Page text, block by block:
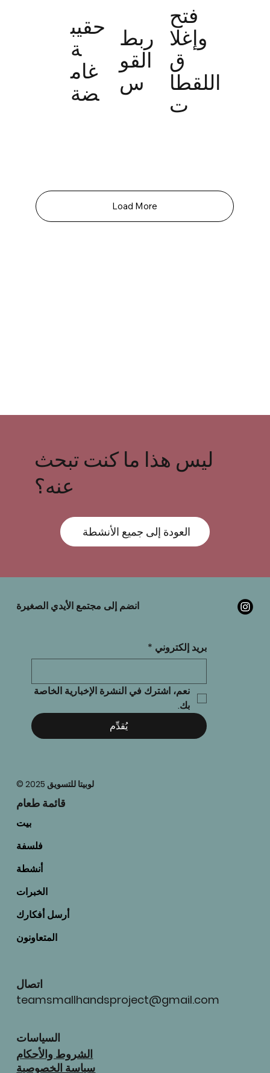
حقيب
ة
غام
ضة
ربط
القو
س
فتح
وإغلا
ق
اللقطا
ت
Load More
ليس هذا ما كنت تبحث
عنه؟
العودة إلى جميع الأنشطة
انضم إلى مجتمع الأيدي الصغيرة
بريد إلكتروني *
بك.
يُقدِّم
قائمة طعام
بيت
فلسفة
أنشطة
الخبرات
أرسل أفكارك
المتعاونون
اتصال
teamsmallhandsproject@gmail.com
السياسات
الشروط والأحكام
سياسة الخصوصية
© 2025 لوبيتا للتسويق